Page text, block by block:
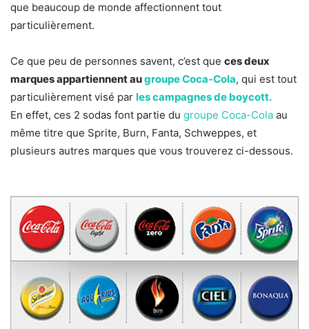
que beaucoup de monde affectionnent tout
particulièrement.
Ce que peu de personnes savent, c’est que ces deux
marques appartiennent augroupe Coca-Cola, qui est tout
particulièrement visé par les campagnes de boycott.
En effet, ces 2 sodas font partie du groupe Coca-Cola au
même titre que Sprite, Burn, Fanta, Schweppes, et
plusieurs autres marques que vous trouverez ci-dessous.